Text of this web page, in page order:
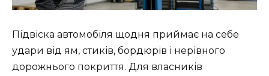
Підвіска автомобіля щодня приймає на себе
удари від ям, стиків, бордюрів і нерівного
дорожнього покриття. Для власників